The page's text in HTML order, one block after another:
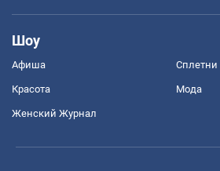
Шоу
Афиша Сплетни
Красота Мода
Женский Журнал